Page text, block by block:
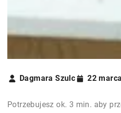
Dagmara Szulc 22
Potrzebujesz ok. 3 min. aby